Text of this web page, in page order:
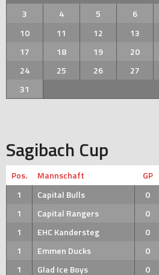
3
4 5 6
10
11 12 13
17
18 19 20
24
25 26 27
31
Sagibach Cup
Pos. Mannschaft GP
1
Capital Bulls 0
1
Capital Rangers 0
1
EHC Kandersteg 0
1
Emmen Ducks 0
1
Glad Ice Boys 0